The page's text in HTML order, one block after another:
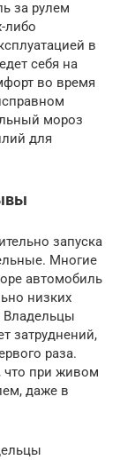
за рулем
либо
в
себя на
во время
мороз
для
запуска
Многие
автомобиль
низких
Владельцы
затруднений,
раза.
что при живом
даже в